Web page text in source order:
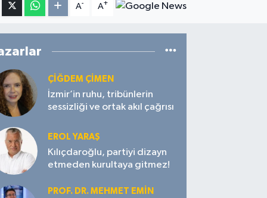
A- A+
ÇIĞDEM ÇIMEN
İzmir’in ruhu, tribünlerin
sessizliği ve ortak akıl çağrısı
EROL YARAŞ
Kılıçdaroğlu, partiyi dizayn
etmeden kurultaya gitmez!
PROF. DR. MEHMET EMIN